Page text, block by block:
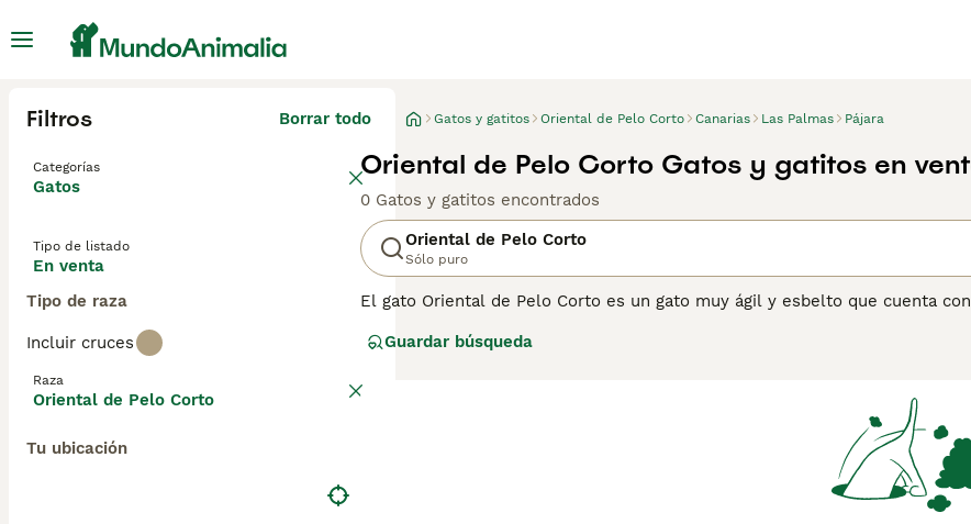
Filtros Borrar todo
Categorías
Gatos
Tipo de listado
En venta
Tipo de raza
Incluir cruces
Raza
Oriental de Pelo Corto
Tu ubicación
Gatos y gatitos Oriental de Pelo Corto Canarias Las Palmas Pájara
Oriental de Pelo Corto Gatos y gatitos en
0 Gatos y gatitos encontrados
Oriental de Pelo Corto
Sólo puro
El gato Oriental de Pelo Corto es un gato muy ágil y esbelto que cuenta
alrededor. Esta es solo una de las muchas razones por las que los
página de consejos de compra de Oriental de Pelo Cortopara
Guardar búsqueda